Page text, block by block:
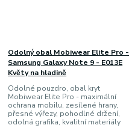
Odolný obal Mobiwear Elite Pro -
Samsung Galaxy Note 9 - E013E
Květy na hladině
Odolné pouzdro, obal kryt
Mobiwear Elite Pro - maximální
ochrana mobilu, zesílené hrany,
přesné výřezy, pohodlné držení,
odolná grafika, kvalitní materiály